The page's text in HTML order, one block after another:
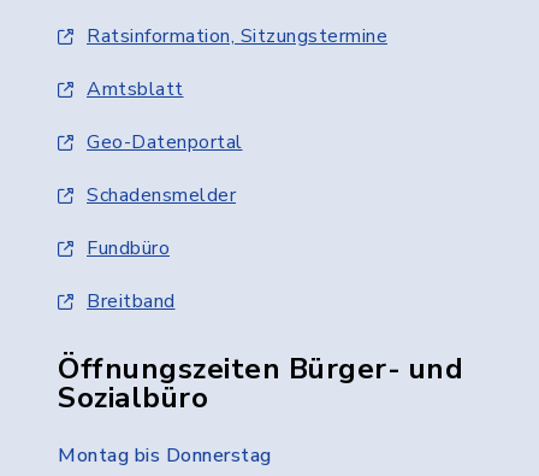
Ratsinformation, Sitzungstermine
Amtsblatt
Geo-Datenportal
Schadensmelder
Fundbüro
Breitband
Öffnungszeiten Bürger- und
Sozialbüro
Montag bis Donnerstag